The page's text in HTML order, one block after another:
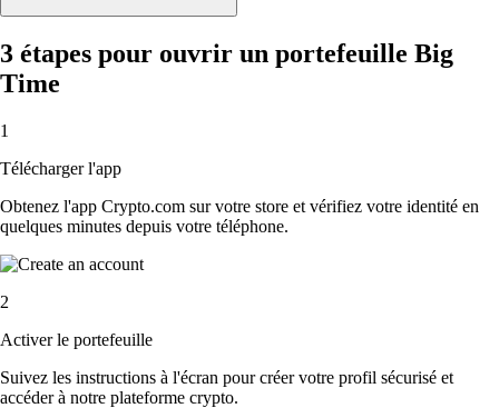
3 étapes pour ouvrir un portefeuille Big
Time
1
Télécharger l'app
Obtenez l'app Crypto.com sur votre store et vérifiez votre identité en
quelques minutes depuis votre téléphone.
2
Activer le portefeuille
Suivez les instructions à l'écran pour créer votre profil sécurisé et
accéder à notre plateforme crypto.